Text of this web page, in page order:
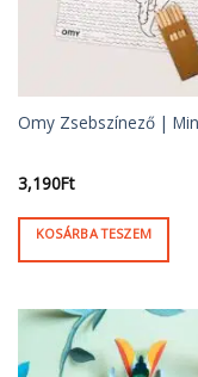
Omy Zsebszínező |
3,190Ft
KOSÁRBA TESZEM